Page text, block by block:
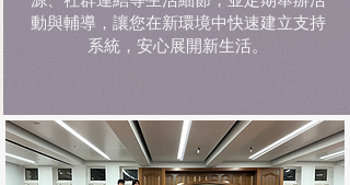
動與輔導，讓您在新環境中快速建立支持
系統，安心展開新生活。
​為何選擇主恩？